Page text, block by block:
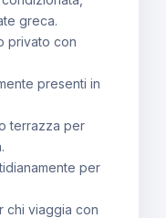
greca.
privato con
presenti in
terrazza per
per
chi viaggia con